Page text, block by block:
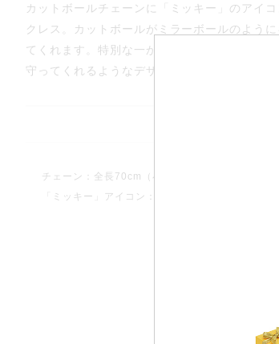
カットボールチェーンに「ミッキー」のアイ
クレス。カットボールがミラーボールのよう
てくれます。特別な一か所にさりげなくしの
守ってくれるようなデザインです。
チェーン：全長70cm（小豆 幅約0.7mm,アジャス
「ミッキー」アイコン：タテ約5.6mm ヨコ約